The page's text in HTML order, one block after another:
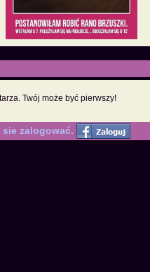
Twój może być pierwszy!
zalogować.